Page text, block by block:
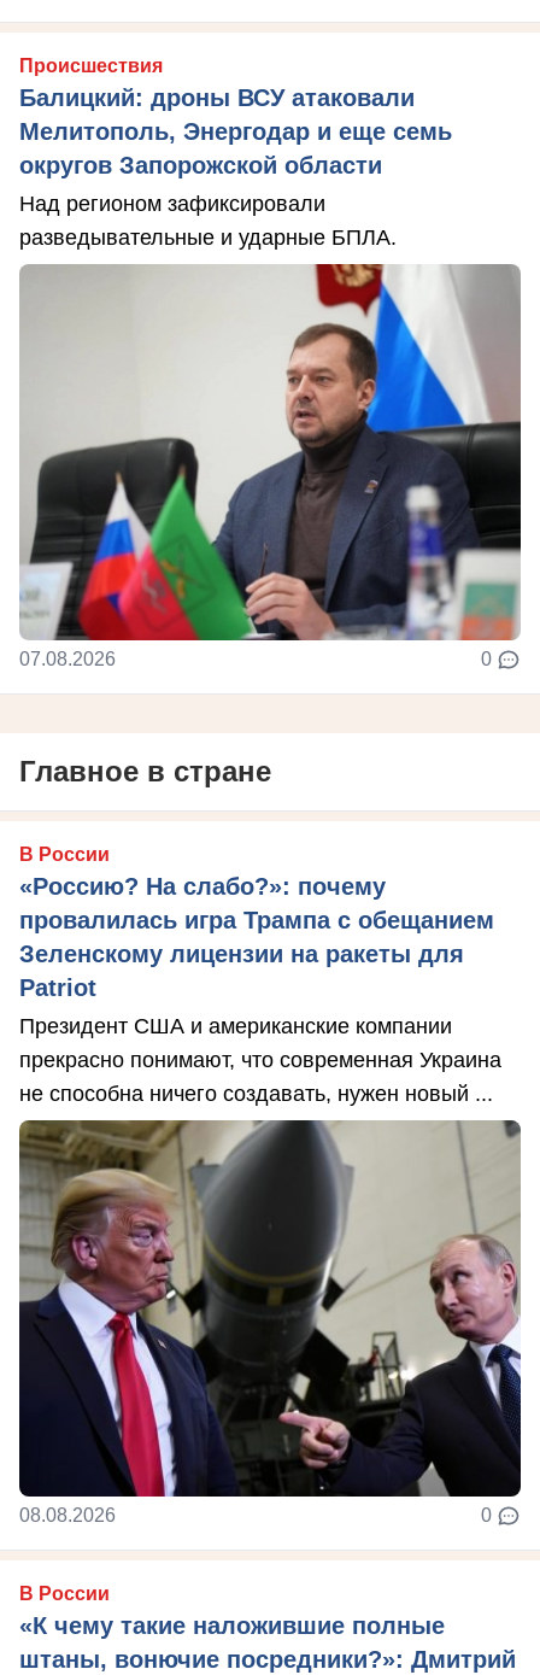
Происшествия
Балицкий: дроны ВСУ атаковали
Мелитополь, Энергодар и еще семь
округов Запорожской области
Над регионом зафиксировали
разведывательные и ударные БПЛА.
07.08.2026 0
Главное в стране
В России
«Россию? На слабо?»: почему
провалилась игра Трампа с обещанием
Зеленскому лицензии на ракеты для
Patriot
Президент США и американские компании
прекрасно понимают, что современная Украина
не способна ничего создавать, нужен новый ...
08.08.2026 0
В России
«К чему такие наложившие полные
штаны, вонючие посредники?»: Дмитрий